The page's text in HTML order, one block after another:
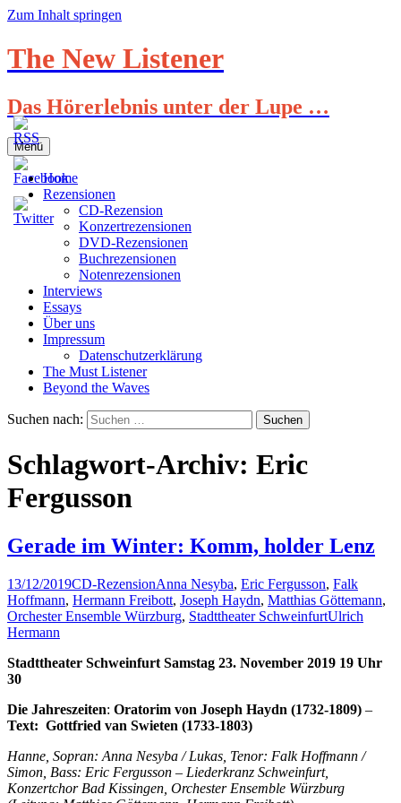
Zum Inhalt springen
The New Listener
Das Hörerlebnis unter der Lupe …
Menü
Home
Rezensionen
CD-Rezension
Konzertrezensionen
DVD-Rezensionen
Buchrezensionen
Notenrezensionen
Interviews
Essays
Über uns
Impressum
Datenschutzerklärung
The Must Listener
Beyond the Waves
Suchen nach:
Schlagwort-Archiv: Eric
Fergusson
Gerade im Winter: Komm, holder Lenz
13/12/2019CD-RezensionAnna Nesyba, Eric Fergusson, Falk
Hoffmann, Hermann Freibott, Joseph Haydn, Matthias Göttemann,
Orchester Ensemble Würzburg, Stadttheater SchweinfurtUlrich
Hermann
Stadttheater Schweinfurt Samstag 23. November 2019 19 Uhr
30
Die Jahreszeiten: Oratorim von Joseph Haydn (1732-1809) –
Text: Gottfried van Swieten (1733-1803)
Hanne, Sopran: Anna Nesyba / Lukas, Tenor: Falk Hoffmann /
Simon, Bass: Eric Fergusson – Liederkranz Schweinfurt,
Konzertchor Bad Kissingen, Orchester Ensemble Würzburg